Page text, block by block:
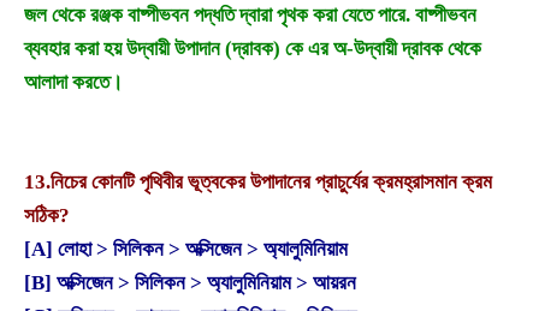
জল থেকে রঞ্জক বাষ্পীভবন পদ্ধতি দ্বারা পৃথক করা যেতে পারে. বাষ্পীভবন
ব্যবহার করা হয় উদ্বায়ী উপাদান (দ্রাবক) কে এর অ-উদ্বায়ী দ্রাবক থেকে
আলাদা করতে।
13.নিচের কোনটি পৃথিবীর ভূত্বকের উপাদানের প্রাচুর্যের ক্রমহ্রাসমান ক্রম
সঠিক?
[A] লোহা > সিলিকন > অক্সিজেন > অ্যালুমিনিয়াম
[B] অক্সিজেন > সিলিকন > অ্যালুমিনিয়াম > আয়রন